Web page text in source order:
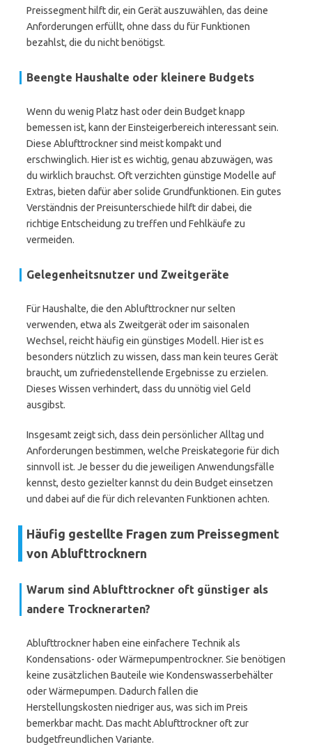
Preissegment hilft dir, ein Gerät auszuwählen, das deine
Anforderungen erfüllt, ohne dass du für Funktionen
bezahlst, die du nicht benötigst.
Beengte Haushalte oder kleinere Budgets
Wenn du wenig Platz hast oder dein Budget knapp
bemessen ist, kann der Einsteigerbereich interessant sein.
Diese Ablufttrockner sind meist kompakt und
erschwinglich. Hier ist es wichtig, genau abzuwägen, was
du wirklich brauchst. Oft verzichten günstige Modelle auf
Extras, bieten dafür aber solide Grundfunktionen. Ein gutes
Verständnis der Preisunterschiede hilft dir dabei, die
richtige Entscheidung zu treffen und Fehlkäufe zu
vermeiden.
Gelegenheitsnutzer und Zweitgeräte
Für Haushalte, die den Ablufttrockner nur selten
verwenden, etwa als Zweitgerät oder im saisonalen
Wechsel, reicht häufig ein günstiges Modell. Hier ist es
besonders nützlich zu wissen, dass man kein teures Gerät
braucht, um zufriedenstellende Ergebnisse zu erzielen.
Dieses Wissen verhindert, dass du unnötig viel Geld
ausgibst.
Insgesamt zeigt sich, dass dein persönlicher Alltag und
Anforderungen bestimmen, welche Preiskategorie für dich
sinnvoll ist. Je besser du die jeweiligen Anwendungsfälle
kennst, desto gezielter kannst du dein Budget einsetzen
und dabei auf die für dich relevanten Funktionen achten.
Häufig gestellte Fragen zum Preissegment
von Ablufttrocknern
Warum sind Ablufttrockner oft günstiger als
andere Trocknerarten?
Ablufttrockner haben eine einfachere Technik als
Kondensations- oder Wärmepumpentrockner. Sie benötigen
keine zusätzlichen Bauteile wie Kondenswasserbehälter
oder Wärmepumpen. Dadurch fallen die
Herstellungskosten niedriger aus, was sich im Preis
bemerkbar macht. Das macht Ablufttrockner oft zur
budgetfreundlichen Variante.